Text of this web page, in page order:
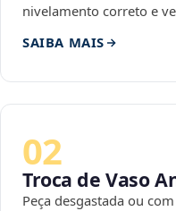
nivelamento correto e
SAIBA MAIS
02
Troca de Vaso
Peça desgastada ou